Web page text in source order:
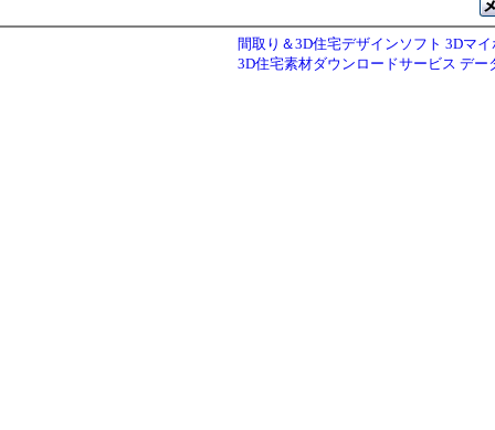
間取り＆3D住宅デザインソフト 3Dマ
3D住宅素材ダウンロードサービス デー